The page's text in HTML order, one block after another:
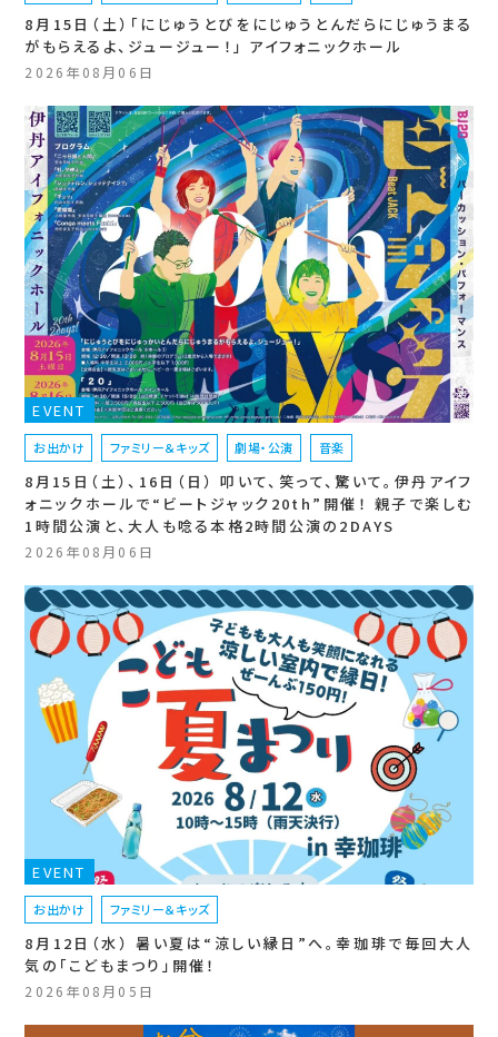
8月15日（土）「にじゅうとびをにじゅうとんだらにじゅうまる
がもらえるよ、ジュージュー！」 アイフォニックホール
2026年08月06日
EVENT
お出かけ ファミリー＆キッズ 劇場・公演 音楽
8月15日（土）、16日（日） 叩いて、笑って、驚いて。伊丹アイフ
ォニックホールで“ビートジャック20th”開催！ 親子で楽しむ
1時間公演と、大人も唸る本格2時間公演の2DAYS
2026年08月06日
EVENT
お出かけ ファミリー＆キッズ
8月12日（水） 暑い夏は“涼しい縁日”へ。幸珈琲で毎回大人
気の「こどもまつり」開催！
2026年08月05日